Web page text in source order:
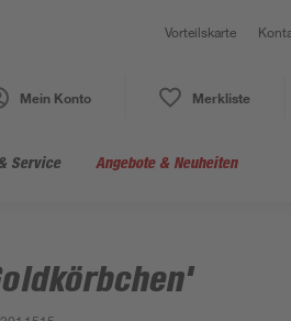
Vorteilskarte
Mein Konto Merkliste
Service Angebote & Neuheiten